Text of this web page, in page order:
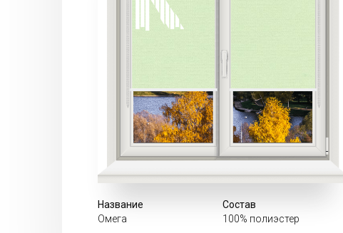
Название
Омега
Состав
100% полиэстер